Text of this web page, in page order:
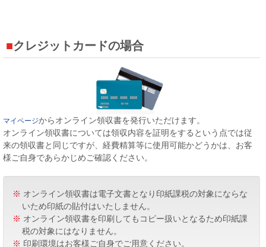
クレジットカードの場合
マイページからオンライン領収書を発行いただけます。
オンライン領収書については領収内容を証明をするという点では従
来の領収書と同じですが、経費精算等に使用可能かどうかは、お客
様ご自身であらかじめご確認ください。
※ オンライン領収書は電子文書となり印紙課税の対象にならな
いため印紙の貼付はいたしません。
※ オンライン領収書を印刷してもコピー扱いとなるため印紙課
税の対象にはなりません。
※ 印刷環境はお客様ご自身でご用意ください。